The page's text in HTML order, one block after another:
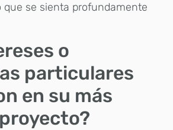
que se sienta profundamente
o
particulares
en su más